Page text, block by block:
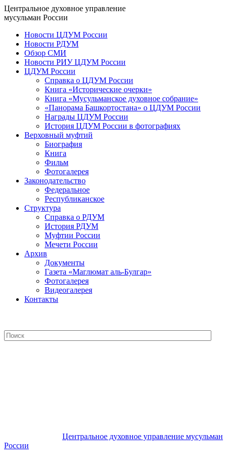
Центральное духовное управление
мусульман России
Новости ЦДУМ России
Новости РДУМ
Обзор СМИ
Новости РИУ ЦДУМ России
ЦДУМ России
Справка о ЦДУМ России
Книга «Исторические очерки»
Книга «Мусульманское духовное собрание»
«Панорама Башкортостана» о ЦДУМ России
Награды ЦДУМ России
История ЦДУМ России в фотографиях
Верховный муфтий
Биография
Книга
Фильм
Фотогалерея
Законодательство
Федеральное
Республиканское
Структура
Справка о РДУМ
История РДУМ
Муфтии России
Мечети России
Архив
Документы
Газета «Маглюмат аль-Булгар»
Фотогалерея
Видеогалерея
Контакты
Центральное духовное управление мусульман
России